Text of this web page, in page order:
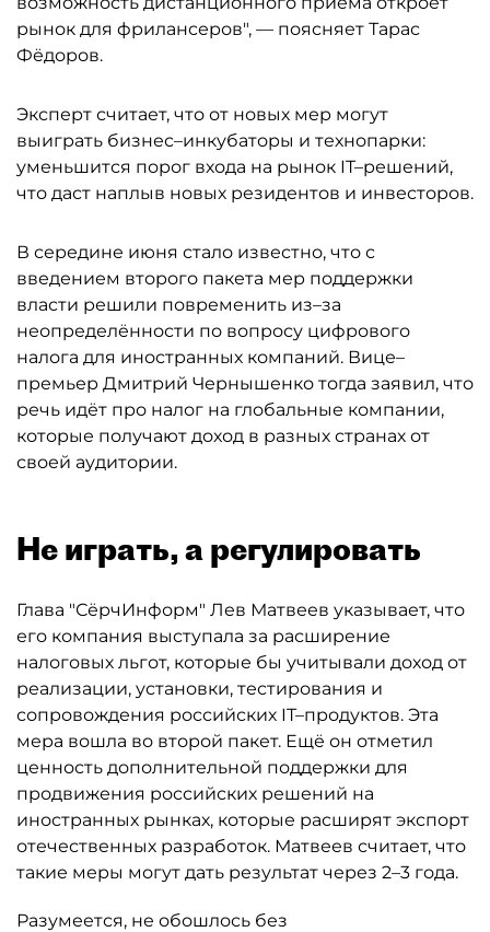
рынок для фрилансеров", — поясняет Тарас
Фёдоров.
Эксперт считает, что от новых мер могут
выиграть бизнес–инкубаторы и технопарки:
уменьшится порог входа на рынок IT–решений,
что даст наплыв новых резидентов и инвесторов.
В середине июня стало известно, что с
введением второго пакета мер поддержки
власти решили повременить из–за
неопределённости по вопросу цифрового
налога для иностранных компаний. Вице–
премьер Дмитрий Чернышенко тогда заявил, что
речь идёт про налог на глобальные компании,
которые получают доход в разных странах от
своей аудитории.
Не играть, а регулировать
Глава "СёрчИнформ" Лев Матвеев указывает, что
его компания выступала за расширение
налоговых льгот, которые бы учитывали доход от
реализации, установки, тестирования и
сопровождения российских IT–продуктов. Эта
мера вошла во второй пакет. Ещё он отметил
ценность дополнительной поддержки для
продвижения российских решений на
иностранных рынках, которые расширят экспорт
отечественных разработок. Матвеев считает, что
такие меры могут дать результат через 2–3 года.
Разумеется, не обошлось без